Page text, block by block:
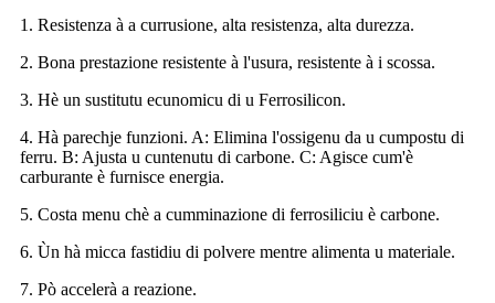
1. Resistenza à a currusione, alta resistenza, alta durezza.
2. Bona prestazione resistente à l'usura, resistente à i scossa.
3. Hè un sustitutu ecunomicu di u Ferrosilicon.
4. Hà parechje funzioni. A: Elimina l'ossigenu da u cumpostu di
ferru. B: Ajusta u cuntenutu di carbone. C: Agisce cum'è
carburante è furnisce energia.
5. Costa menu chè a cumminazione di ferrosiliciu è carbone.
6. Ùn hà micca fastidiu di polvere mentre alimenta u materiale.
7. Pò accelerà a reazione.